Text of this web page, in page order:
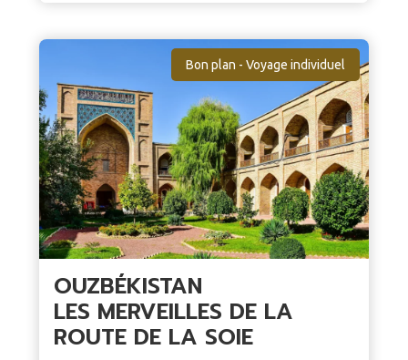
Bon plan - Voyage individuel
OUZBÉKISTAN
LES MERVEILLES DE LA
ROUTE DE LA SOIE